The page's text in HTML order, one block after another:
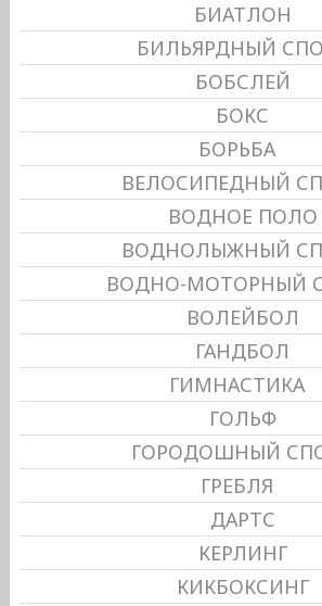
БИАТЛОН
БИЛЬЯРДНЫЙ
БОБСЛЕЙ
БОКС
БОРЬБА
ВЕЛОСИПЕДНЫЙ
ВОДНОЕ ПОЛО
ВОДНОЛЫЖНЫЙ
ВОДНО-МОТОРНЫЙ
ВОЛЕЙБОЛ
ГАНДБОЛ
ГИМНАСТИКА
ГОЛЬФ
ГОРОДОШНЫЙ
ГРЕБЛЯ
ДАРТС
КЕРЛИНГ
КИКБОКСИНГ